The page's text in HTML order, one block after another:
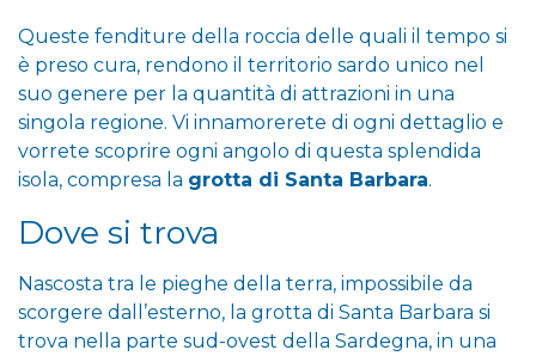
Queste fenditure della roccia delle quali il tempo si
è preso cura, rendono il territorio sardo unico nel
suo genere per la quantità di attrazioni in una
singola regione. Vi innamorerete di ogni dettaglio e
vorrete scoprire ogni angolo di questa splendida
isola, compresa la grotta di Santa Barbara.
Dove si trova
Nascosta tra le pieghe della terra, impossibile da
scorgere dall’esterno, la grotta di Santa Barbara si
trova nella parte sud-ovest della Sardegna, in una